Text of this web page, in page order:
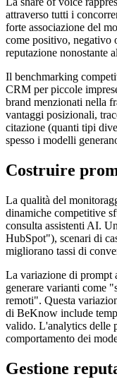
attraverso tutti i
forte associazione del
come positivo, negativo
reputazione nonostante
Il benchmarking
CRM per piccole
brand menzionati nella
vantaggi posizionali,
citazione (quanti tipi
spesso i modelli
Costruire
La qualità del
dinamiche competitive
consulta assistenti AI.
HubSpot"), scenari di
migliorano tassi di
La variazione di prompt
generare varianti come
remoti". Questa
di BeKnow include
valido. L'analytics delle
comportamento dei
Gestione